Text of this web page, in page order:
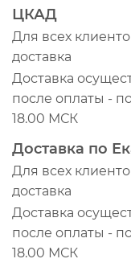
303217
40117
40218
643753
653673
81084050017
A819
ЦКАД
Для всех
доставка
Доставка
после оплаты -
18.00 МСК
Доставка по
Для всех
доставка
Доставка
после оплаты -
18.00 МСК